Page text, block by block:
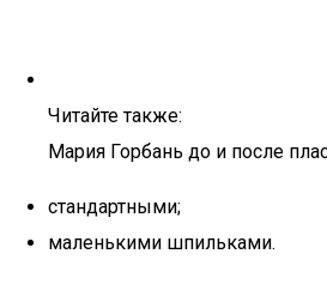
Читайте также:
Мария Горбань до и после
стандартными;
маленькими шпильками.